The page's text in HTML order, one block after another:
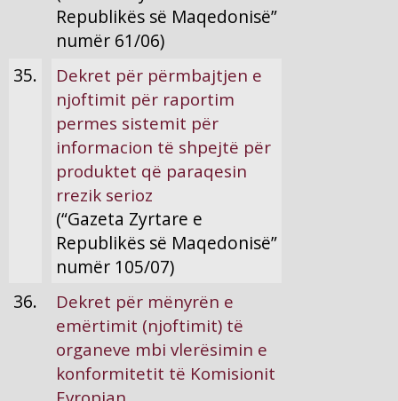
Republikës së Maqedonisë”
numër 61/06)
35.
Dekret për përmbajtjen e
njoftimit për raportim
permes sistemit për
informacion të shpejtë për
produktet që paraqesin
rrezik serioz
(“Gazeta Zyrtare e
Republikës së Maqedonisë”
numër 105/07)
36.
Dekret për mënyrën e
emërtimit (njoftimit) të
organeve mbi vlerësimin e
konformitetit të Komisionit